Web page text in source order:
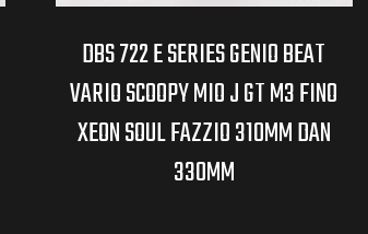
DBS 722 E SERIES GENIO BEAT
VARIO SCOOPY MIO J GT M3 FINO
XEON SOUL FAZZIO 310MM DAN
330MM